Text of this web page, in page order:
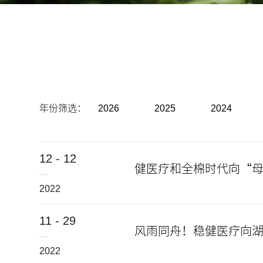
年份筛选： 2026 2025 2024
12 - 12
2022
风雨同舟！稳健医疗向
11 - 29
2022